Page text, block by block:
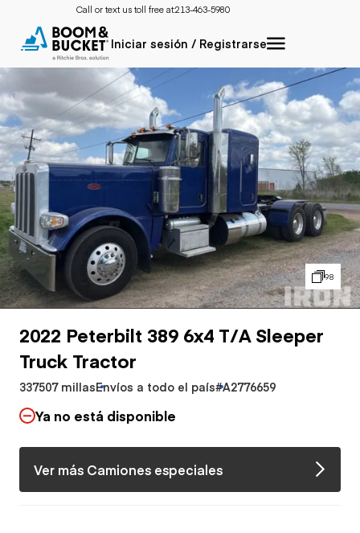
Call or text us toll free at:213-463-5980
Iniciar sesión / Registrarse
98
2022 Peterbilt 389 6x4 T/A Sleeper
Truck Tractor
337507 millasEnvíos a todo el país#A2776659
Ya no está disponible
Ver más Camiones especiales